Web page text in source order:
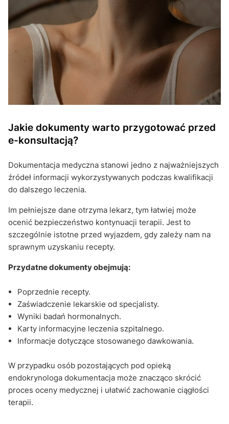
Jakie dokumenty warto przygotować przed
e-konsultacją?
Dokumentacja medyczna stanowi jedno z najważniejszych
źródeł informacji wykorzystywanych podczas kwalifikacji
do dalszego leczenia.
Im pełniejsze dane otrzyma lekarz, tym łatwiej może
ocenić bezpieczeństwo kontynuacji terapii. Jest to
szczególnie istotne przed wyjazdem, gdy zależy nam na
sprawnym uzyskaniu recepty.
Przydatne dokumenty obejmują:
Poprzednie recepty.
Zaświadczenie lekarskie od specjalisty.
Wyniki badań hormonalnych.
Karty informacyjne leczenia szpitalnego.
Informacje dotyczące stosowanego dawkowania.
W przypadku osób pozostających pod opieką
endokrynologa dokumentacja może znacząco skrócić
proces oceny medycznej i ułatwić zachowanie ciągłości
terapii.